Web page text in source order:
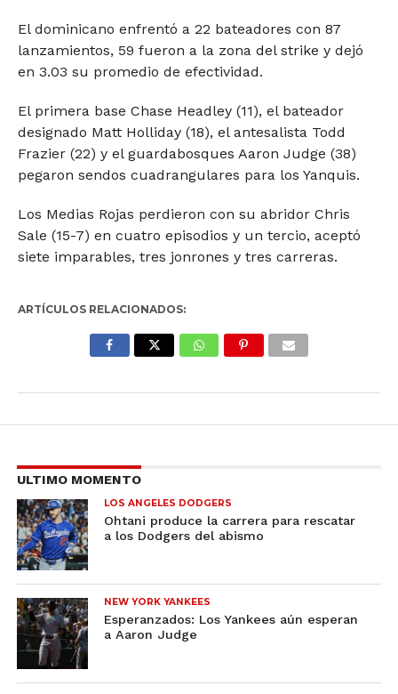
El dominicano enfrentó a 22 bateadores con 87
lanzamientos, 59 fueron a la zona del strike y dejó
en 3.03 su promedio de efectividad.
El primera base Chase Headley (11), el bateador
designado Matt Holliday (18), el antesalista Todd
Frazier (22) y el guardabosques Aaron Judge (38)
pegaron sendos cuadrangulares para los Yanquis.
Los Medias Rojas perdieron con su abridor Chris
Sale (15-7) en cuatro episodios y un tercio, aceptó
siete imparables, tres jonrones y tres carreras.
ARTÍCULOS RELACIONADOS:
ULTIMO MOMENTO
LOS ANGELES DODGERS
Ohtani produce la carrera para rescatar
a los Dodgers del abismo
NEW YORK YANKEES
Esperanzados: Los Yankees aún esperan
a Aaron Judge